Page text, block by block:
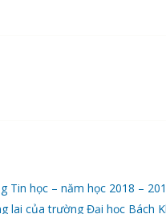
Tin học – năm học 2018 –
lai của trường Đại học Bách